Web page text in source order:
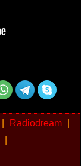
Radiodream